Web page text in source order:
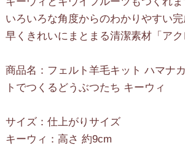
いろいろな角度からのわかりやすい完
早くきれいにまとまる清潔素材「アク
商品名：フェルト羊毛キット ハマナ
トでつくるどうぶつたち キーウィ
サイズ：仕上がりサイズ
キーウィ：高さ 約9cm